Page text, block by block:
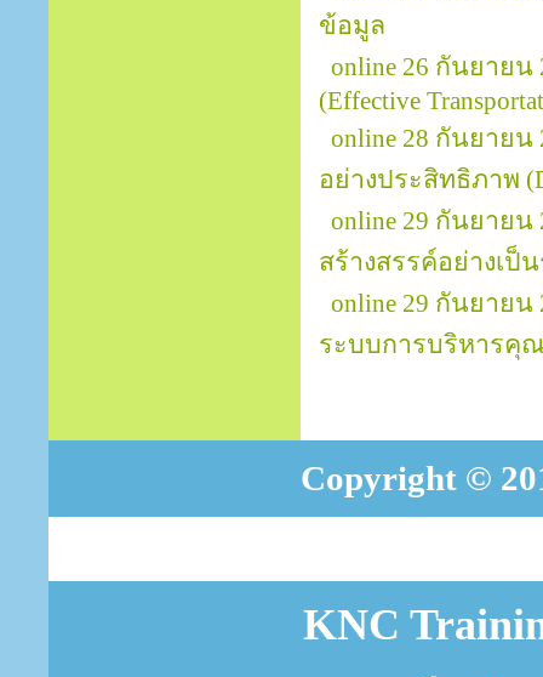
ข้อมูล
online 26 กันยาย
(Effective
online 28 กันยาย
อย่างประสิทธิภาพ
online 29 กันยาย
สร้างสรรค์อย่างเป็น
online 29 กันยายน
ระบบการบริหารคุณ
Copyright ©
KNC